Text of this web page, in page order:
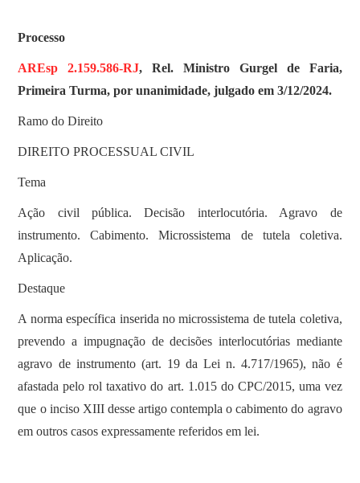
Processo
AREsp 2.159.586-RJ, Rel. Ministro Gurgel de Faria,
Primeira Turma, por unanimidade, julgado em 3/12/2024.
Ramo do Direito
DIREITO PROCESSUAL CIVIL
Tema
Ação civil pública. Decisão interlocutória. Agravo de
instrumento. Cabimento. Microssistema de tutela coletiva.
Aplicação.
Destaque
A norma específica inserida no microssistema de tutela coletiva,
prevendo a impugnação de decisões interlocutórias mediante
agravo de instrumento (art. 19 da Lei n. 4.717/1965), não é
afastada pelo rol taxativo do art. 1.015 do CPC/2015, uma vez
que o inciso XIII desse artigo contempla o cabimento do agravo
em outros casos expressamente referidos em lei.